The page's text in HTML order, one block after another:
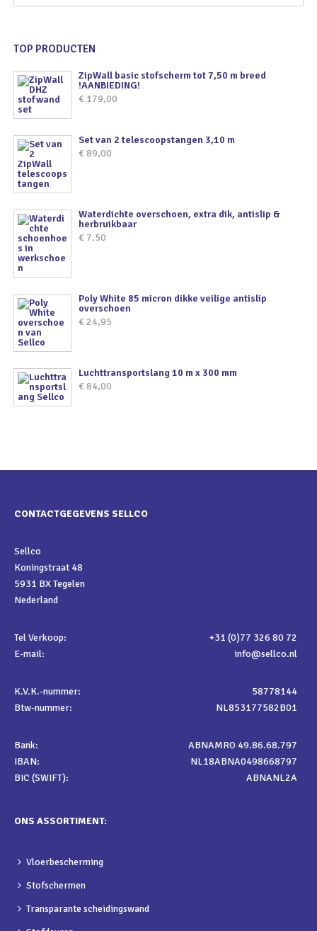
TOP PRODUCTEN
ZipWall basic stofscherm tot 7,50 m breed
!AANBIEDING!
€ 179,00
Set van 2 telescoopstangen 3,10 m
€ 89,00
Waterdichte overschoen, extra dik, antislip &
herbruikbaar
€ 7,50
Poly White 85 micron dikke veilige antislip
overschoen
€ 24,95
Luchttransportslang 10 m x 300 mm
€ 84,00
CONTACTGEGEVENS SELLCO
Sellco
Koningstraat 48
5931 BX Tegelen
Nederland
Tel Verkoop:
+31 (0)77 326 80 72
E-mail:
info@sellco.nl
K.V.K.-nummer:
58778144
Btw-nummer:
NL853177582B01
Bank:
ABNAMRO 49.86.68.797
IBAN:
NL18ABNA0498668797
BIC (SWIFT):
ABNANL2A
ONS ASSORTIMENT:
Vloerbescherming
Stofschermen
Transparante scheidingswand